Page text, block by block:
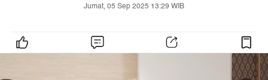
Jumat, 05 Sep 2025 13:29 WIB